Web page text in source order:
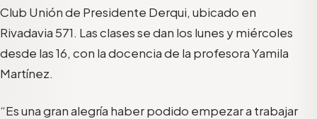
Club Unión de Presidente Derqui, ubicado en
Rivadavia 571. Las clases se dan los lunes y miércoles
desde las 16, con la docencia de la profesora Yamila
Martínez.
“Es una gran alegría haber podido empezar a trabajar